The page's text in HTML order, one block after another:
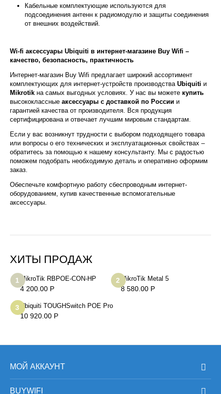
Кабельные комплектующие используются для
подсоединения антенн к радиомодулю и защиты соединения
от внешних воздействий.
Wi-fi аксессуары Ubiquiti в интернет-магазине Buy Wifi –
качество, безопасность, практичность
Интернет-магазин Buy Wifi предлагает широкий ассортимент
комплектующих для интернет-устройств производстваUbiquiti и
Mikrotikна самых выгодных условиях. У нас вы можетекупить
высококлассныеаксессуары с доставкой по Россиии
гарантией качества от производителя. Вся продукция
сертифицирована и отвечает лучшим мировым стандартам.
Если у вас возникнут трудности с выбором подходящего товара
или вопросы о его технических и эксплуатационных свойствах –
обратитесь за помощью к нашему консультанту. Мы с радостью
поможем подобрать необходимую деталь и оперативно оформим
заказ.
Обеспечьте комфортную работу сбеспроводным интернет-
оборудованием, купив качественные вспомогательные
аксессуары.
ХИТЫ ПРОДАЖ
1 MikroTik RBPOE-CON-HP
4 200.00 Р
2 MikroTik Metal 5
8 580.00 Р
3 Ubiquiti TOUGHSwitch POE Pro
10 920.00 Р
МОЙ АККАУНТ
BUYWIFI